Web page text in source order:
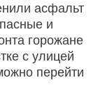
асфальт
и
горожане
с улицей
перейти